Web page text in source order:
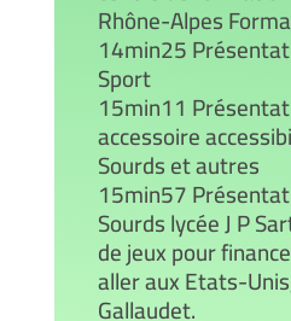
Rhône-Alpes
14min25
Sport
15min11
accessoire
Sourds et autres
15min57
Sourds lycée J P
de jeux pour
aller aux Etats-
Gallaudet.